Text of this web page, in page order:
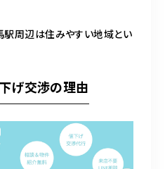
駅周辺は住みやすい地域とい
げ交渉の理由